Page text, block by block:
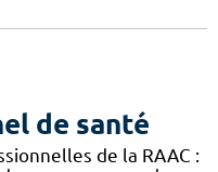
de santé
de la RAAC :